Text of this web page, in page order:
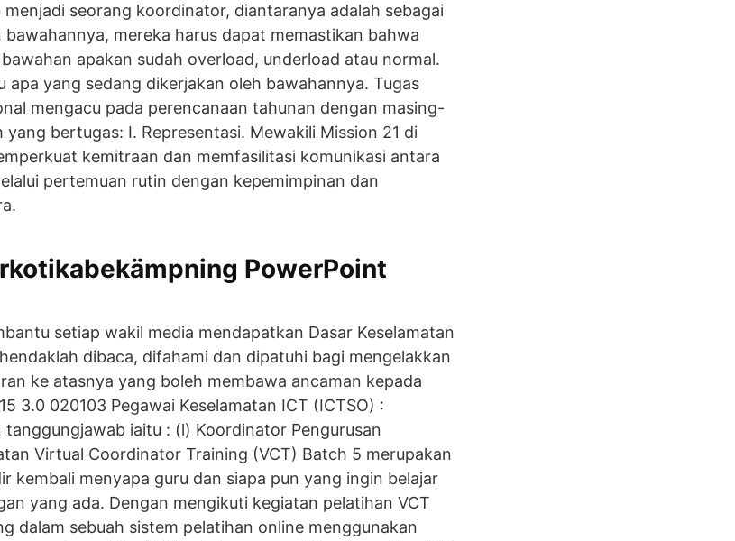
seorang koordinator, diantaranya adalah sebagai
mereka harus dapat memastikan bahwa
apakan sudah overload, underload atau normal.
apa yang sedang dikerjakan oleh bawahannya. Tugas
mengacu pada perencanaan tahunan dengan masing-
yang bertugas: I. Representasi. Mewakili Mission 21 di
kemitraan dan memfasilitasi komunikasi antara
pertemuan rutin dengan kepemimpinan dan
PowerPoint
setiap wakil media mendapatkan Dasar Keselamatan
dibaca, difahami dan dipatuhi bagi mengelakkan
ke atasnya yang boleh membawa ancaman kepada
3.0 020103 Pegawai Keselamatan ICT (ICTSO) :
iaitu : (l) Koordinator Pengurusan
Virtual Coordinator Training (VCT) Batch 5 merupakan
kembali menyapa guru dan siapa pun yang ingin belajar
yang ada. Dengan mengikuti kegiatan pelatihan VCT
dalam sebuah sistem pelatihan online menggunakan